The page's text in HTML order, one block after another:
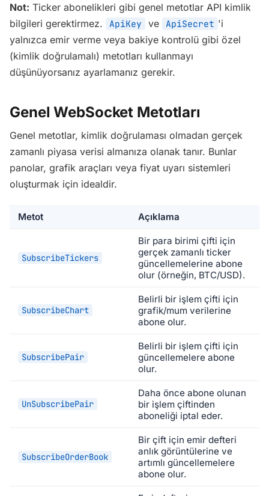
Not: Ticker abonelikleri gibi genel metotlar API kimlik
bilgileri gerektirmez.
ApiKey ve ApiSecret 'i
yalnızca emir verme veya bakiye kontrolü gibi özel
(kimlik doğrulamalı) metotları kullanmayı
düşünüyorsanız ayarlamanız gerekir.
Genel WebSocket Metotları
Genel metotlar, kimlik doğrulaması olmadan gerçek
zamanlı piyasa verisi almanıza olanak tanır. Bunlar
panolar, grafik araçları veya fiyat uyarı sistemleri
oluşturmak için idealdir.
Metot Açıklama
SubscribeTickers
Bir para birimi çifti için
gerçek zamanlı ticker
güncellemelerine abone
olur (örneğin, BTC/USD).
SubscribeChart
Belirli bir işlem çifti için
grafik/mum verilerine
abone olur.
SubscribePair
Belirli bir işlem çifti için
güncellemelere abone
olur.
UnSubscribePair
Daha önce abone olunan
bir işlem çiftinden
aboneliği iptal eder.
SubscribeOrderBook
Bir çift için emir defteri
anlık görüntülerine ve
artımlı güncellemelere
abone olur.